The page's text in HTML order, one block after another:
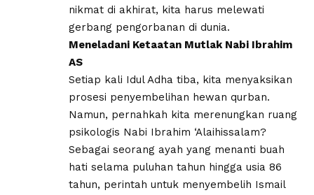
nikmat di akhirat, kita harus melewati
gerbang pengorbanan di dunia.
​Meneladani Ketaatan Mutlak Nabi Ibrahim
AS
Setiap kali Idul Adha tiba, kita menyaksikan
prosesi penyembelihan hewan qurban.
Namun, pernahkah kita merenungkan ruang
psikologis Nabi Ibrahim ‘Alaihissalam?
Sebagai seorang ayah yang menanti buah
hati selama puluhan tahun hingga usia 86
tahun, perintah untuk menyembelih Ismail